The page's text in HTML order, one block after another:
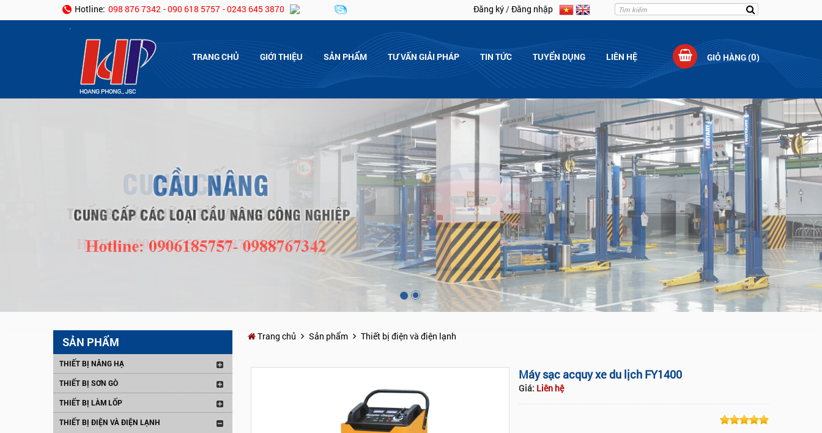
Hotline: 098 876 7342 - 090 618 5757 - 0243 645 3870 Đăng ký/Đăng nhập
TRANG CHỦ GIỚI THIỆU SẢN PHẨM TƯ VẤN GIẢI PHÁP TIN TỨC TUYỂN DỤNG LIÊN HỆ GIỎ HÀNG (0)
SẢN PHẨM
THIẾT BỊ NÂNG HẠ
THIẾT BỊ SƠN GÒ
THIẾT BỊ LÀM LỐP
THIẾT BỊ ĐIỆN VÀ ĐIỆN LẠNH
Trang chủ Sản phẩm Thiết bị điện và điện lạnh
Máy sạc acquy xe du lịch FY1400
Giá: Liên hệ